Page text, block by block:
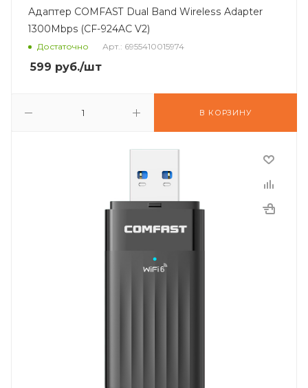
Адаптер COMFAST Dual Band Wireless Adapter
1300Mbps (CF-924AC V2)
Достаточно Арт.: 6955410015974
599 руб./шт
В КОРЗИНУ